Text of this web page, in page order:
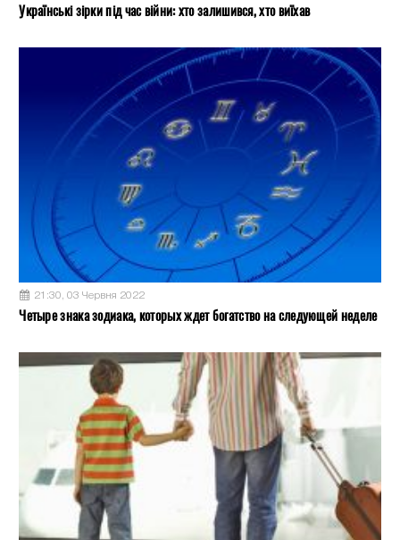
Українські зірки під час війни: хто залишився, хто виїхав
21:30, 03 Червня 2022
Четыре знака зодиака, которых ждет богатство на следующей неделе